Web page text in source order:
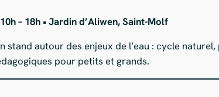
– 18h • Jardin d’Aliwen, Saint-Molf
stand autour des enjeux de l’eau : cycle
pour petits et grands.